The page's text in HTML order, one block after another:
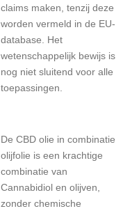
claims maken, tenzij deze
worden vermeld in de EU-
database.
Het
wetenschappelijk bewijs is
nog niet sluitend voor alle
toepassingen.
De CBD olie in combinatie
olijfolie is een krachtige
combinatie van
Cannabidiol en olijven,
zonder chemische